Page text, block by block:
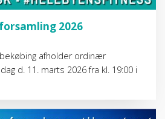
2026
afholder ordinær
d. 11. marts 2026 fra kl. 19:00 i